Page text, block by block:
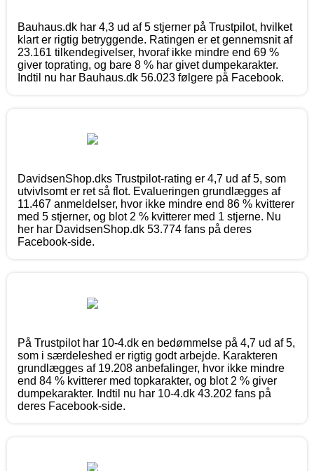
Bauhaus.dk har 4,3 ud af 5 stjerner på Trustpilot, hvilket
klart er rigtig betryggende. Ratingen er et gennemsnit af
23.161 tilkendegivelser, hvoraf ikke mindre end 69 %
giver toprating, og bare 8 % har givet dumpekarakter.
Indtil nu har Bauhaus.dk 56.023 følgere på Facebook.
DavidsenShop.dks Trustpilot-rating er 4,7 ud af 5, som
utvivlsomt er ret så flot. Evalueringen grundlægges af
11.467 anmeldelser, hvor ikke mindre end 86 % kvitterer
med 5 stjerner, og blot 2 % kvitterer med 1 stjerne. Nu
her har DavidsenShop.dk 53.774 fans på deres
Facebook-side.
På Trustpilot har 10-4.dk en bedømmelse på 4,7 ud af 5,
som i særdeleshed er rigtig godt arbejde. Karakteren
grundlægges af 19.208 anbefalinger, hvor ikke mindre
end 84 % kvitterer med topkarakter, og blot 2 % giver
dumpekarakter. Indtil nu har 10-4.dk 43.202 fans på
deres Facebook-side.